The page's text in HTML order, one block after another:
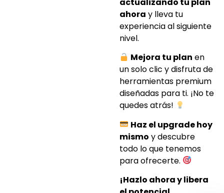
ahora y lleva tu
experiencia al siguiente
nivel.
Mejora tu plan en
un solo clic y disfruta de
herramientas premium
diseñadas para ti. ¡No te
quedes atrás!
Haz el upgrade hoy
mismo y descubre
todo lo que tenemos
para ofrecerte.
¡Hazlo ahora y libera